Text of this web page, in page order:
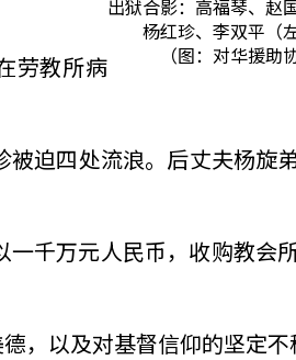
出狱合影：高福琴、赵
杨红珍、李双平（
（图：对华援助
劳教所病
迫四处流浪。后丈夫杨旋
千万元人民币，收购教会
，以及对基督信仰的坚定不